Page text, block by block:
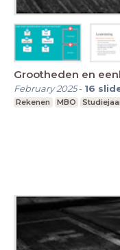
Grootheden en
February 2025- 16
Rekenen MBO